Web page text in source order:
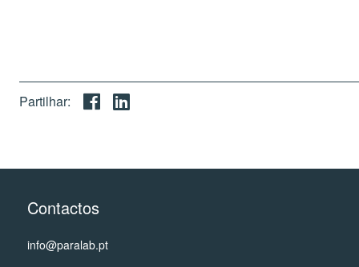
Partilhar:
Contactos
info@paralab.pt